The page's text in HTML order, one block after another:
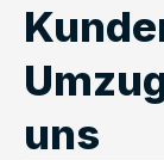
uns